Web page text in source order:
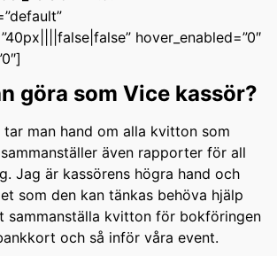
hover_enabled=”0″
göra som Vice kassör?
tar man hand om alla kvitton som
även rapporter för all
Jag är kassörens högra hand och
som den kan tänkas behöva hjälp
sammanställa kvitton för bokföringen
och så inför våra event.